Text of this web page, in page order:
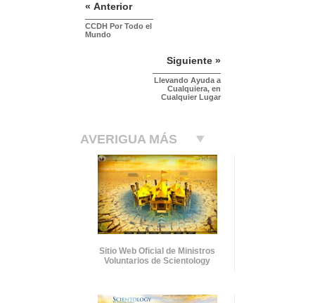
« Anterior
CCDH Por Todo el
Mundo
Siguiente »
Llevando Ayuda a
Cualquiera, en
Cualquier Lugar
AVERIGUA MÁS
Sitio Web Oficial de Ministros
Voluntarios de Scientology